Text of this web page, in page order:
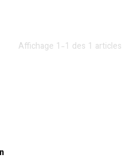
Affichage 1-1 des 1 articles